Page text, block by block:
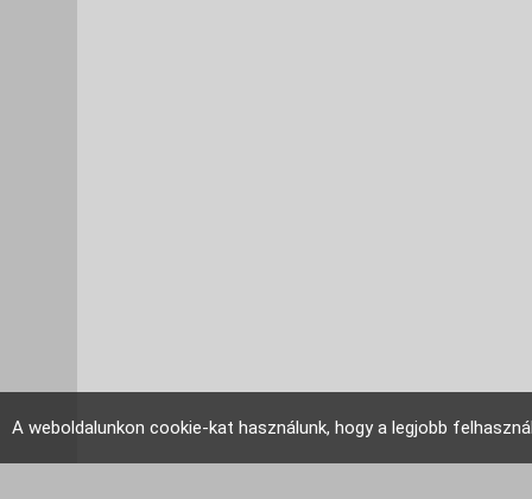
A weboldalunkon cookie-kat használunk, hogy a legjobb